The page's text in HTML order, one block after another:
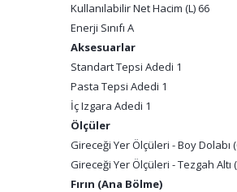
Kullanılabilir Net Hacim (L) 66
Enerji Sınıfı A
Aksesuarlar
Standart Tepsi Adedi 1
Pasta Tepsi Adedi 1
İç Izgara Adedi 1
Ölçüler
Gireceği Yer Ölçüleri - Boy Dolabı
Gireceği Yer Ölçüleri - Tezgah Altı
Fırın (Ana Bölme)